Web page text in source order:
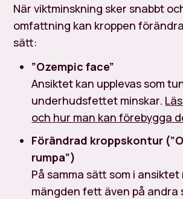
När viktminskning sker snabbt
omfattning kan kroppen
sätt:
”Ozempic face”
Ansiktet kan upplevas som
underhudsfettet minskar.
och hur man kan förebygga
Förändrad kroppskontur
rumpa”)
På samma sätt som i ansiktet
mängden fett även på andra